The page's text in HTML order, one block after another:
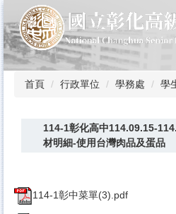
到
主
要
內
首頁 行政單位 學務處 學
114-1彰化高中114.09.15-
材明細-使用台灣肉品及蛋品
114-1彰中菜單(3).pdf